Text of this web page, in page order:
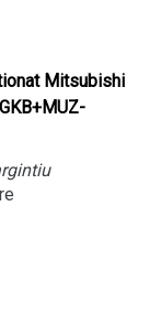
Mitsubishi